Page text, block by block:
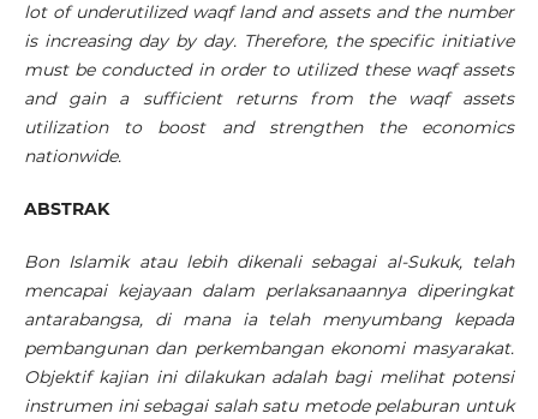
lot of underutilized waqf land and assets and the number
is increasing day by day. Therefore, the specific initiative
must be conducted in order to utilized these waqf assets
and gain a sufficient returns from the waqf assets
utilization to boost and strengthen the economics
nationwide.
ABSTRAK
Bon Islamik atau lebih dikenali sebagai al-Sukuk, telah
mencapai kejayaan dalam perlaksanaannya diperingkat
antarabangsa, di mana ia telah menyumbang kepada
pembangunan dan perkembangan ekonomi masyarakat.
Objektif kajian ini dilakukan adalah bagi melihat potensi
instrumen ini sebagai salah satu metode pelaburan untuk